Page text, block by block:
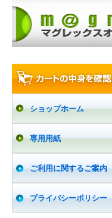
ショップホーム
専用用紙
ご利用に関するご案内
プライバシーポリシー